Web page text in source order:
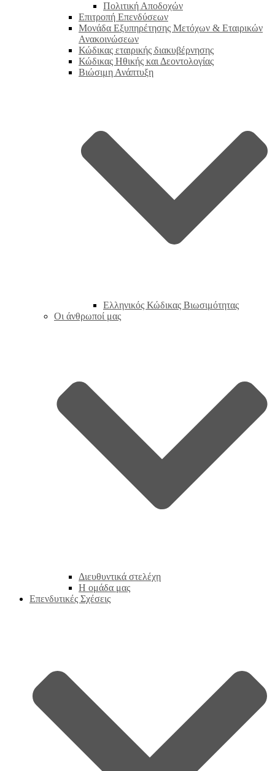
Πολιτική Αποδοχών
Επιτροπή Επενδύσεων
Μονάδα Εξυπηρέτησης Μετόχων & Εταιρικών
Ανακοινώσεων
Κώδικας εταιρικής διακυβέρνησης
Κώδικας Ηθικής και Δεοντολογίας
Βιώσιμη Ανάπτυξη
Ελληνικός Κώδικας Βιωσιμότητας
Οι άνθρωποί μας
Διευθυντικά στελέχη
Η ομάδα μας
Επενδυτικές Σχέσεις